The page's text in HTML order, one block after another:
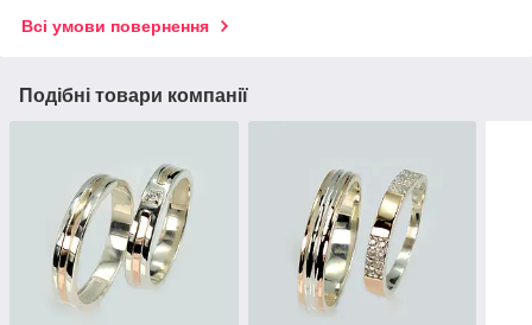
Всі умови повернення
Подібні товари компанії